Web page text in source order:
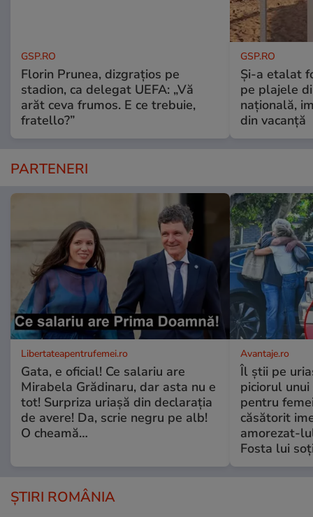
GSP.RO
Florin Prunea, dizgrațios pe
stadion, ca delegat UEFA: „Vă
arăt ceva frumos. E ce trebuie,
fratello?”
GSP.RO
Și-a etalat
pe plajele
națională,
din vacanță
PARTENERI
Libertateapentrufemei.ro
Gata, e oficial! Ce salariu are
Mirabela Grădinaru, dar asta nu e
tot! Surpriza uriașă din declarația
de avere! Da, scrie negru pe alb!
O cheamă…
Avantaje.ro
Îl știi pe
piciorul
pentru
căsătorit
amorezat-
Fosta lui
ȘTIRI ROMÂNIA